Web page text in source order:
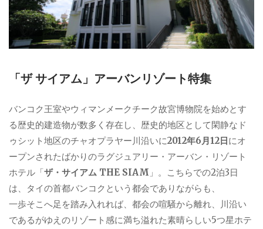
「ザ サイアム」アーバンリゾート特集
バンコク王室やウィマンメークチーク故宮博物院を始めとす
る歴史的建造物が数多く存在し、歴史的地区として閑静なド
ゥシット地区のチャオプラヤー川沿いに2012年6月12日にオ
ープンされたばかりのラグジュアリー・アーバン・リゾート
ホテル「ザ・サイアム THE SIAM 」。こちらでの2泊3日
は、タイの首都バンコクという都会でありながらも、
一歩そこへ足を踏み入れれば、都会の喧騒から離れ、川沿い
であるがゆえのリゾート感に満ち溢れた素晴らしい5つ星ホテ